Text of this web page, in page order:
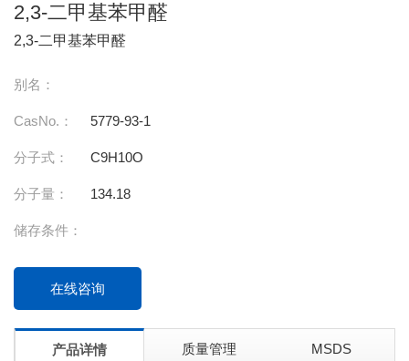
2,3-二甲基苯甲醛
2,3-二甲基苯甲醛
别名：
CasNo.： 5779-93-1
分子式： C9H10O
分子量： 134.18
储存条件：
在线咨询
产品详情 质量管理 MSDS